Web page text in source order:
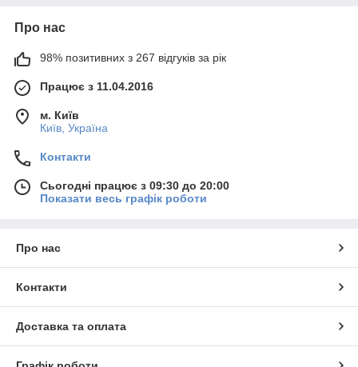
Про нас
98% позитивних з 267 відгуків за рік
Працює з 11.04.2016
м. Київ
Київ, Україна
Контакти
Сьогодні працює з 09:30 до 20:00
Показати весь графік роботи
Про нас
Контакти
Доставка та оплата